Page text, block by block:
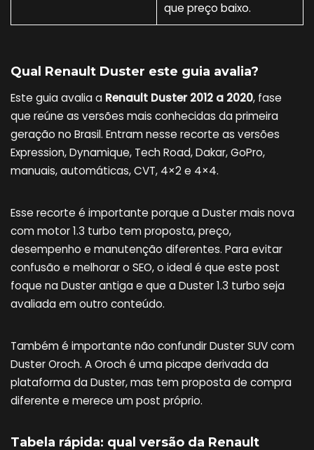
que preço baixo.
Qual Renault Duster este guia avalia?
Este guia avalia a Renault Duster 2012 a 2020, fase
que reúne as versões mais conhecidas da primeira
geração no Brasil. Entram nesse recorte as versões
Expression, Dynamique, Tech Road, Dakar, GoPro,
manuais, automáticas, CVT, 4×2 e 4×4.
Esse recorte é importante porque a Duster mais nova
com motor 1.3 turbo tem proposta, preço,
desempenho e manutenção diferentes. Para evitar
confusão e melhorar o SEO, o ideal é que este post
foque na Duster antiga e que a Duster 1.3 turbo seja
avaliada em outro conteúdo.
Também é importante não confundir Duster SUV com
Duster Oroch. A Oroch é uma picape derivada da
plataforma da Duster, mas tem proposta de compra
diferente e merece um post próprio.
Tabela rápida: qual versão da Renault